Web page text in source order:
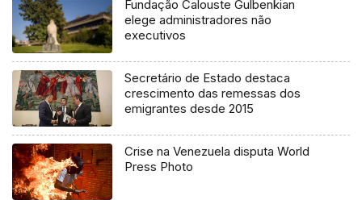
Fundação Calouste Gulbenkian
elege administradores não
executivos
Secretário de Estado destaca
crescimento das remessas dos
emigrantes desde 2015
Crise na Venezuela disputa World
Press Photo